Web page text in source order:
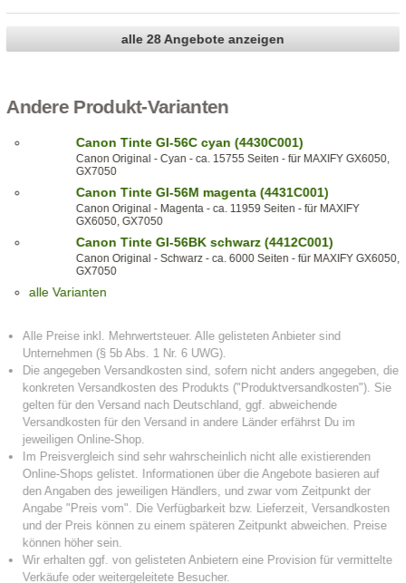
alle 28 Angebote anzeigen
Andere Produkt-Varianten
Canon Tinte GI-56C cyan (4430C001)
Canon Original - Cyan - ca. 15755 Seiten - für MAXIFY GX6050,
GX7050
Canon Tinte GI-56M magenta (4431C001)
Canon Original - Magenta - ca. 11959 Seiten - für MAXIFY
GX6050, GX7050
Canon Tinte GI-56BK schwarz (4412C001)
Canon Original - Schwarz - ca. 6000 Seiten - für MAXIFY GX6050,
GX7050
alle Varianten